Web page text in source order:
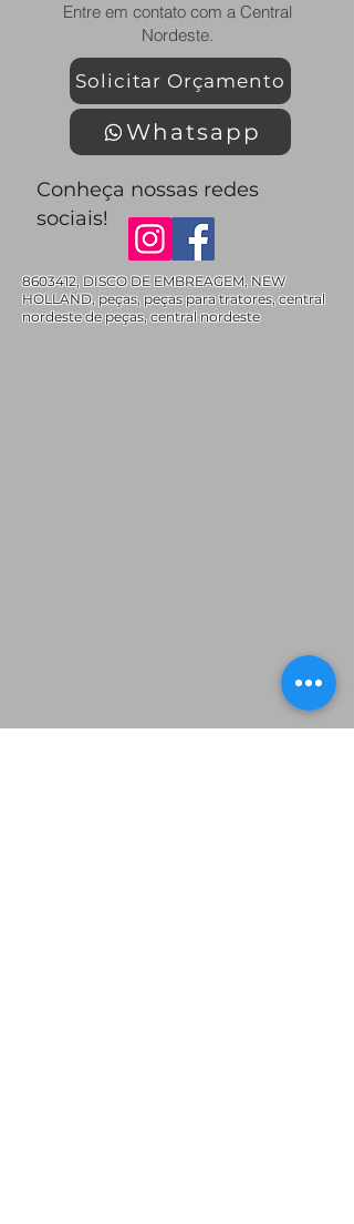
Entre em contato com a Central
Nordeste.
Solicitar Orçamento
Whatsapp
Conheça nossas redes
sociais!
8603412, DISCO DE EMBREAGEM, NEW
HOLLAND, peças, peças para tratores, central
nordeste de peças, central nordeste